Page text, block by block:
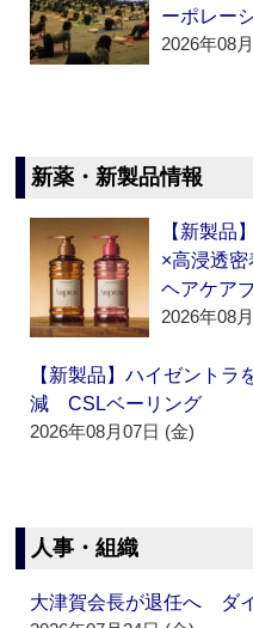
ーポレー
2026年08
新薬・新製品情報
【新製品
×高浸透
ヘアケア
2026年08
【新製品】ハイゼントラ
減 CSLベーリング
2026年08月07日 (金)
人事・組織
大津賀会長が退任へ ダ